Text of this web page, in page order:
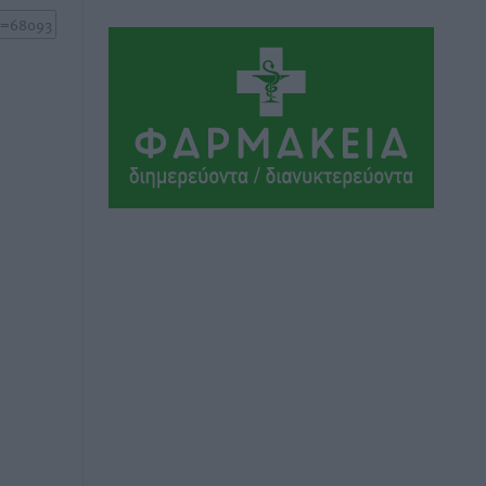
Ιάλυσος Β’: Νωρίς νωρίς μπήκαν στα
βάσανα της προετοιμασίας
πριν 9 ώρες
Εθνικός Αρχίπολης: Μεγάλο βήμα
προόδου η ίδρυση Ακαδημίας